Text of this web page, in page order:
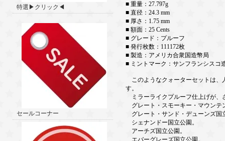
特選▶クリック◀
セールコーナー
■ 重量：27.797g
■ 直径：24.3 mm
■ 厚さ：1.75 mm
■ 額面：25 Cents
■ グレード：プルーフ
■ 発行枚数：111172枚
■ 製造：アメリカ合衆国造幣局
■ ミントマーク：サンフランシスコ
このようなクォーターセットは、
す。
ミラーライクプルーフ仕上げが、
グレート・スモーキー・マウンテ
グレート・サンド・デューンズ国
シェナンドー国立公園。
アーチズ国立公園。
エバーグレーズ国立公園。